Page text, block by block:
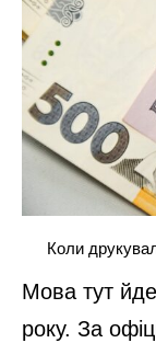
Коли
Мова тут
року. За